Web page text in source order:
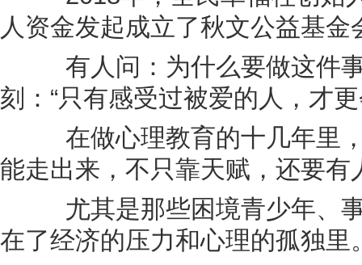
人资金发起成立了秋文公益基金
有人问：为什么要做这件事
刻：“只有感受过被爱的人，才
在做心理教育的十几年里，
能走出来，不只靠天赋，还要
尤其是那些困境青少年、事
在了经济的压力和心理的孤独里